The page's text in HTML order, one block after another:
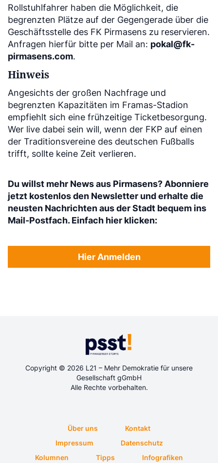
Rollstuhlfahrer haben die Möglichkeit, die
begrenzten Plätze auf der Gegengerade über die
Geschäftsstelle des FK Pirmasens zu reservieren.
Anfragen hierfür bitte per Mail an: pokal@fk-
pirmasens.com.
Hinweis
Angesichts der großen Nachfrage und
begrenzten Kapazitäten im Framas-Stadion
empfiehlt sich eine frühzeitige Ticketbesorgung.
Wer live dabei sein will, wenn der FKP auf einen
der Traditionsvereine des deutschen Fußballs
trifft, sollte keine Zeit verlieren.
Du willst mehr News aus Pirmasens? Abonniere
jetzt kostenlos den Newsletter und erhalte die
neusten Nachrichten aus der Stadt bequem ins
Mail-Postfach. Einfach hier klicken:
Hier Anmelden
Copyright © 2026 L21 – Mehr Demokratie für unsere
Gesellschaft gGmbH
Alle Rechte vorbehalten.
Über uns
Kontakt
Impressum
Datenschutz
Kolumnen
Tipps Infografiken